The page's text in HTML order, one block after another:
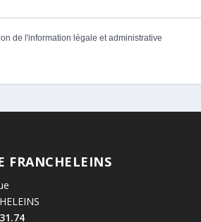
de l'information légale et administrative
FRANCHELEINS